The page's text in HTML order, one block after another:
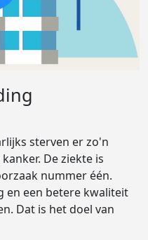
sterven er zo'n
De ziekte is
nummer één.
en een betere kwaliteit
Dat is het doel van